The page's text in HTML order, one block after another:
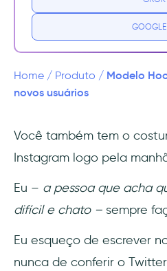
2- Ação
3- Recompensas
4 exemplos do modelo
digitais
1- Netflix
3- Duolingo
Home / Produto / Modelo
novos usuários
Você também tem o
Instagram logo pela
Eu – a pessoa que acha
difícil e chato – sempre
Eu esqueço de escrever
nunca de conferir o